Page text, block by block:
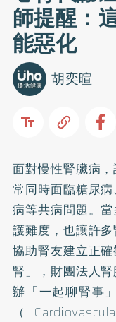
師提醒：
能惡化
胡奕暄
面對慢性腎臟病
常同時面臨糖尿
病等共病問題。
護難度，也讓許
協助腎友建立正
腎」，財團法人
辦「一起聊腎事
（